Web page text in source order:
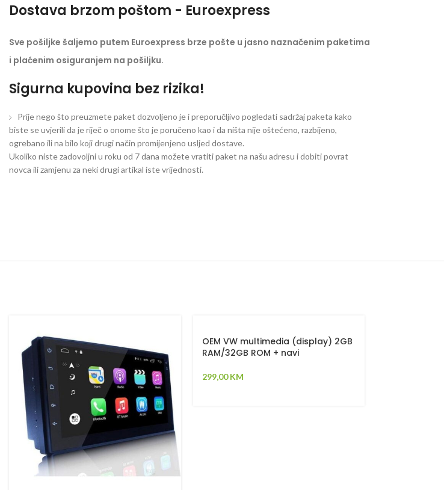
Dostava brzom poštom - Euroexpress
Sve pošiljke šaljemo putem Euroexpress brze pošte u jasno naznačenim paketima
i plaćenim osiguranjem na pošiljku.
Sigurna kupovina bez rizika!
Prije nego što preuzmete paket dozvoljeno je i preporučljivo pogledati sadržaj paketa kako
biste se uvjerili da je riječ o onome što je poručeno kao i da ništa nije oštećeno, razbijeno,
ogrebano ili na bilo koji drugi način promijenjeno usljed dostave.
Ukoliko niste zadovoljni u roku od 7 dana možete vratiti paket na našu adresu i dobiti povrat
novca ili zamjenu za neki drugi artikal iste vrijednosti.
OEM VW multimedia (display) 2GB
RAM/32GB ROM + navi
299,00KM